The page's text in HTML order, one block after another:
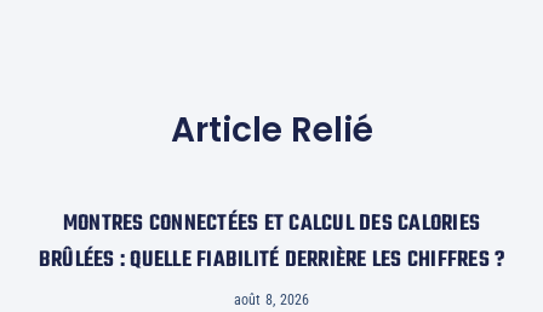
Article Relié
MONTRES CONNECTÉES ET CALCUL DES CALORIES
BRÛLÉES : QUELLE FIABILITÉ DERRIÈRE LES CHIFFRES ?
août 8, 2026